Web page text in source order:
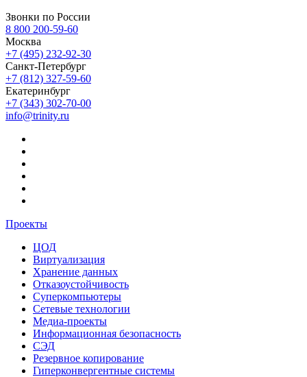
Звонки по России
8 800 200-59-60
Москва
+7 (495) 232-92-30
Санкт-Петербург
+7 (812) 327-59-60
Екатеринбург
+7 (343) 302-70-00
info@trinity.ru
Проекты
ЦОД
Виртуализация
Хранение данных
Отказоустойчивость
Суперкомпьютеры
Сетевые технологии
Медиа-проекты
Информационная безопасность
СЭД
Резервное копирование
Гиперконвергентные системы